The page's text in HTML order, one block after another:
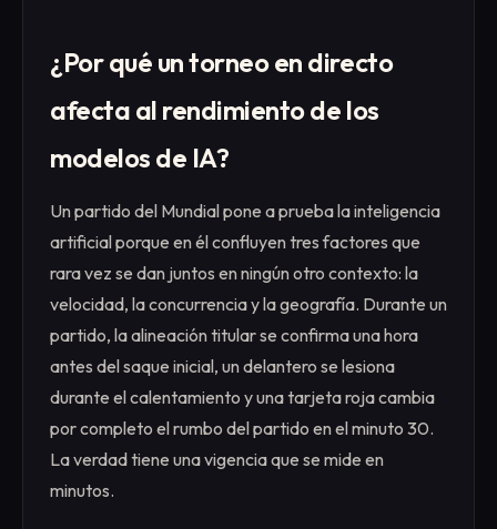
¿Por qué un torneo en directo
afecta al rendimiento de los
modelos de IA?
Un partido del Mundial pone a prueba la inteligencia
artificial porque en él confluyen tres factores que
rara vez se dan juntos en ningún otro contexto: la
velocidad, la concurrencia y la geografía. Durante un
partido, la alineación titular se confirma una hora
antes del saque inicial, un delantero se lesiona
durante el calentamiento y una tarjeta roja cambia
por completo el rumbo del partido en el minuto 30.
La verdad tiene una vigencia que se mide en
minutos.